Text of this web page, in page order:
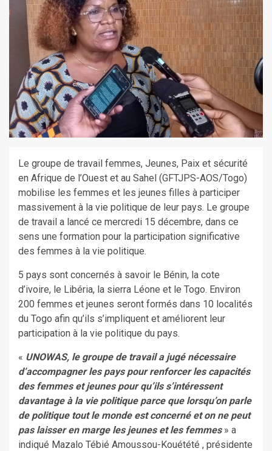
Le groupe de travail femmes, Jeunes, Paix et sécurité
en Afrique de l’Ouest et au Sahel (GFTJPS-AOS/Togo)
mobilise les femmes et les jeunes filles à participer
massivement à la vie politique de leur pays. Le groupe
de travail a lancé ce mercredi 15 décembre, dans ce
sens une formation pour la participation significative
des femmes à la vie politique.
5 pays sont concernés à savoir le Bénin, la cote
d’ivoire, le Libéria, la sierra Léone et le Togo. Environ
200 femmes et jeunes seront formés dans 10 localités
du Togo afin qu’ils s’impliquent et améliorent leur
participation à la vie politique du pays.
« UNOWAS, le groupe de travail a jugé nécessaire
d’accompagner les pays pour renforcer les capacités
des femmes et jeunes pour qu’ils s’intéressent
davantage à la vie politique parce que lorsqu’on parle
de politique tout le monde est concerné et on ne peut
pas laisser en marge les jeunes et les femmes» a
indiqué Mazalo Tébié Amoussou-Kouétété , présidente